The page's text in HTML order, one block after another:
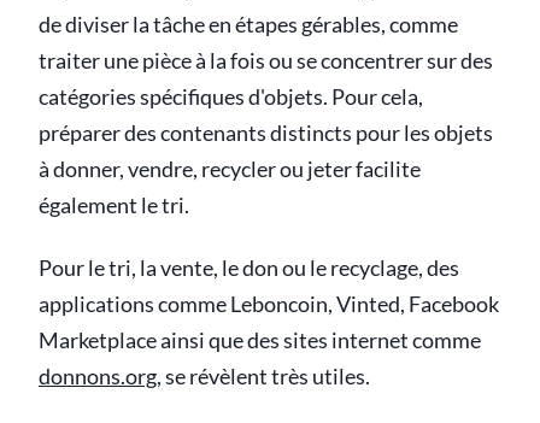
de diviser la tâche en étapes gérables, comme
traiter une pièce à la fois ou se concentrer sur des
catégories spécifiques d'objets. Pour cela,
préparer des contenants distincts pour les objets
à donner, vendre, recycler ou jeter facilite
également le tri.
Pour le tri, la vente, le don ou le recyclage, des
applications comme Leboncoin, Vinted, Facebook
Marketplace ainsi que des sites internet comme
donnons.org, se révèlent très utiles.